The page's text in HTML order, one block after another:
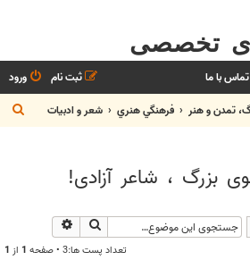
تخصصی
تماس با ما ورود
ثبت نام
تمدن و هنر فرهنگي هنري شعر و ادبيات
س
جستجو
تعداد پست ها:3 • صفحه 1 از 1